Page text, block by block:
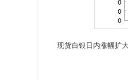
现货白银日内涨幅扩大